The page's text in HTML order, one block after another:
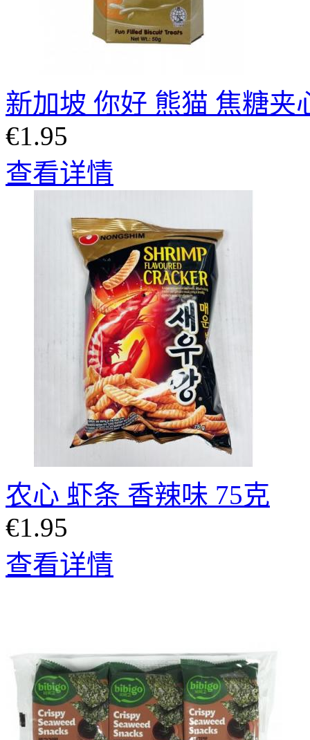
新加坡 你好 熊猫 焦糖夹
€1.95
查看详情
农心 虾条 香辣味 75克
€1.95
查看详情